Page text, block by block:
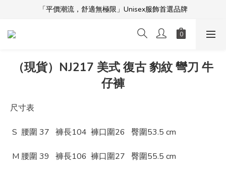
「平價潮流，舒適無極限」Unisex服飾首選品牌
「平價潮流，舒適無極限」Unisex服飾首選品牌
本週限時開團🔥
「平價潮流，舒適無極限」Unisex服飾首選品牌
（現貨）NJ217 美式 復古 豹紋 彎刀 牛
仔褲
尺寸表
S  腰圍 37   褲長104  褲口圍26   臀圍53.5 cm
M 腰圍 39   褲長106  褲口圍27   臀圍55.5 cm